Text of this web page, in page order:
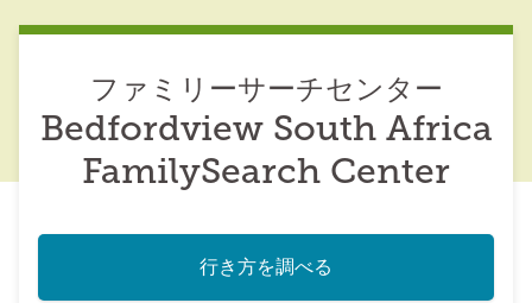
ファミリーサーチセンター
Bedfordview South Africa
FamilySearch Center
行き方を調べる